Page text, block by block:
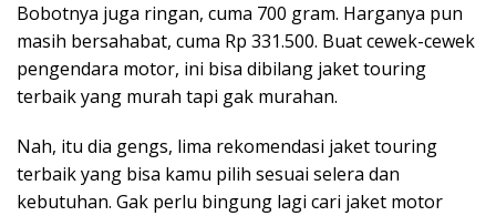
Bobotnya juga ringan, cuma 700 gram. Harganya pun
masih bersahabat, cuma Rp 331.500. Buat cewek-cewek
pengendara motor, ini bisa dibilang jaket touring
terbaik yang murah tapi gak murahan.
Nah, itu dia gengs, lima rekomendasi jaket touring
terbaik yang bisa kamu pilih sesuai selera dan
kebutuhan. Gak perlu bingung lagi cari jaket motor